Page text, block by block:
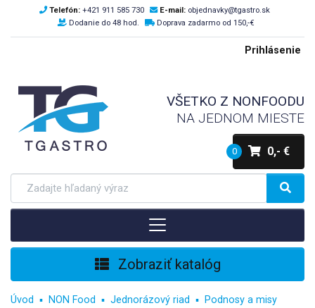
Telefón: +421 911 585 730 E-mail: objednavky@tgastro.sk
Dodanie do 48 hod.
Doprava zadarmo od 150,-€
Prihlásenie
VŠETKO Z NONFOODU
NA JEDNOM MIESTE
0 0,- €
Zobraziť katalóg
Úvod NON Food Jednorázový riad
Podnosy a misy